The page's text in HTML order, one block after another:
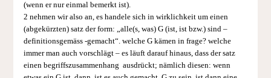
(wenn er nur einmal bemerkt ist).
2 nehmen wir also an, es handele sich in wirklichkeit um einen
(abgekürzten) satz der form: „alle(s, was) G (ist, ist bzw.) sind –
definitionsgemäss -gemacht“. welche G kämen in frage? welche
immer man auch vorschlägt – es läuft darauf hinaus, dass der satz
einen begriffszu­sammenhang ausdrückt; nämlich diesen: wenn